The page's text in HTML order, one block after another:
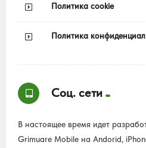
Политика cookie
Политика
Соц. сети
В настоящее время идет
Grimuare Mobile на Andorid,